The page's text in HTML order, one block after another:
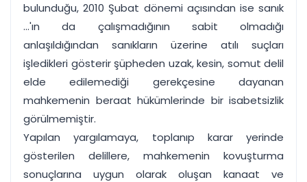
bulunduğu, 2010 Şubat dönemi açısından ise sanık
...'ın da çalışmadığının sabit olmadığı
anlaşıldığından sanıkların üzerine atılı suçları
işledikleri gösterir şüpheden uzak, kesin, somut delil
elde edilemediği gerekçesine dayanan
mahkemenin beraat hükümlerinde bir isabetsizlik
görülmemiştir.
Yapılan yargılamaya, toplanıp karar yerinde
gösterilen delillere, mahkemenin kovuşturma
sonuçlarına uygun olarak oluşan kanaat ve